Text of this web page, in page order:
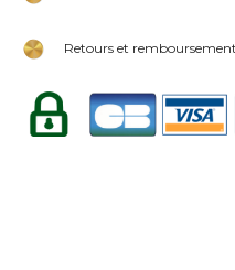
Retours et